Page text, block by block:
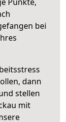
bei
dann
stellen
mit